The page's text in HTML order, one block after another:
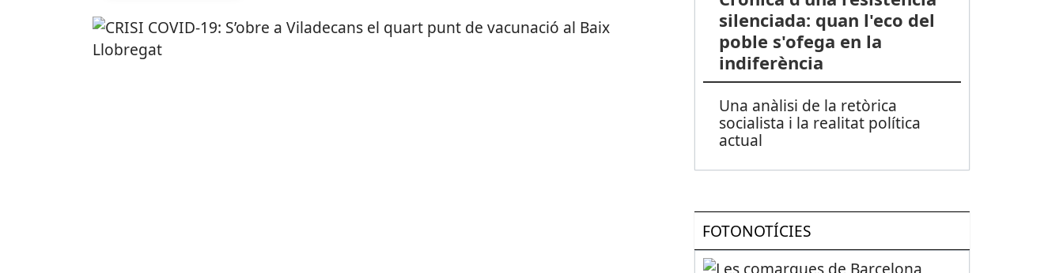
silenciada: quan l'eco del
poble s'ofega en la
indiferència
Una anàlisi de la retòrica
socialista i la realitat política
actual
FOTONOTÍCIES